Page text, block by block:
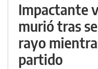
Impactante
murió tras
rayo
partido